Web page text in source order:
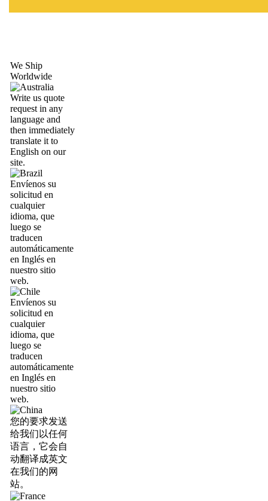
We Ship
Worldwide
Write us quote
request in any
language and
then immediately
translate it to
English on our
site.
Envíenos su
solicitud en
cualquier
idioma, que
luego se
traducen
automáticamente
en Inglés en
nuestro sitio
web.
Envíenos su
solicitud en
cualquier
idioma, que
luego se
traducen
automáticamente
en Inglés en
nuestro sitio
web.
您的要求发送
给我们以任何
语言，它会自
动翻译成英文
在我们的网
站。